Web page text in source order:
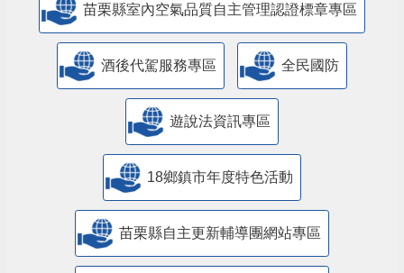
苗栗縣室內空氣品質自主管理認證標章專區
酒後代駕服務專區 全民國防
遊說法資訊專區
18鄉鎮市年度特色活動
苗栗縣自主更新輔導團網站專區